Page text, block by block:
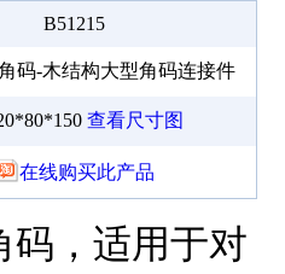
B51215
码-木结构大型角码连接件
查看尺寸图
在线购买此产品
码，适用于对